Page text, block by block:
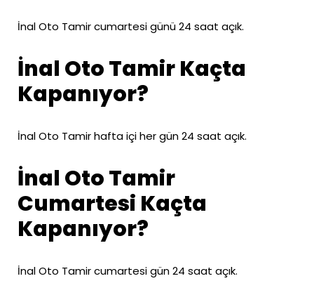
İnal Oto Tamir cumartesi günü 24 saat açık.
İnal Oto Tamir Kaçta
Kapanıyor?
İnal Oto Tamir hafta içi her gün 24 saat açık.
İnal Oto Tamir
Cumartesi Kaçta
Kapanıyor?
İnal Oto Tamir cumartesi gün 24 saat açık.